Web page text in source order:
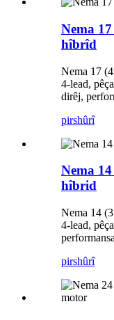
Nema
hîbrîd
Nema 17
4-lead,
dirêj,
pirshûrî
Nema
hîbrid
Nema 14
4-lead,
pirshûrî